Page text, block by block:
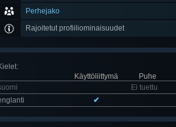
Perhejako
Rajoitetut profiiliominaisuudet
:
Käyttöliittymä
Puhe
Ei tuettu
✔